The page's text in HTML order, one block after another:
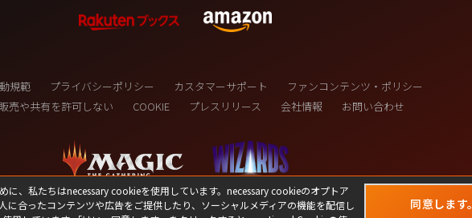
、私たちはnecessary cookieを使用しています。necessary cookieのオプトア
合ったコンテンツや広告をご提供したり、ソーシャルメディアの機能を配信し
同意します。
規範 プライバシーポリシー カスタマーサポート
ファンコンテンツ・ポリシー
売や共有を許可しない
COOKIE プレスリリース 会社情報 お問い合わせ
(C) 1993-2026 Wizards of the Coast LLC,